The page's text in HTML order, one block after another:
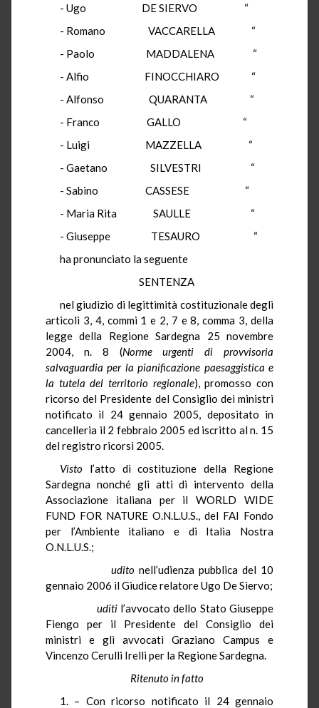
- Ugo DE SIERVO “
- Romano VACCARELLA “
- Paolo MADDALENA “
- Alfio FINOCCHIARO “
- Alfonso QUARANTA “
- Franco GALLO “
- Luigi MAZZELLA “
- Gaetano SILVESTRI “
- Sabino CASSESE “
- Maria Rita SAULLE “
- Giuseppe TESAURO “
ha pronunciato la seguente
SENTENZA
nel giudizio di legittimità costituzionale degli
articoli 3, 4, commi 1 e 2, 7 e 8, comma 3, della
legge della Regione Sardegna 25 novembre
2004, n. 8 (Norme urgenti di provvisoria
salvaguardia per la pianificazione paesaggistica e
la tutela del territorio regionale), promosso con
ricorso del Presidente del Consiglio dei ministri
notificato il 24 gennaio 2005, depositato in
cancelleria il 2 febbraio 2005 ed iscritto al n. 15
del registro ricorsi 2005.
Visto l’atto di costituzione della Regione
Sardegna nonché gli atti di intervento della
Associazione italiana per il WORLD WIDE
FUND FOR NATURE O.N.L.U.S., del FAI Fondo
per l’Ambiente italiano e di Italia Nostra
O.N.L.U.S.;
udito nell’udienza pubblica del 10
gennaio 2006 il Giudice relatore Ugo De Siervo;
uditil’avvocato dello Stato Giuseppe
Fiengo per il Presidente del Consiglio dei
ministri e gli avvocati Graziano Campus e
Vincenzo Cerulli Irelli per la Regione Sardegna.
Ritenuto in fatto
1. – Con ricorso notificato il 24 gennaio